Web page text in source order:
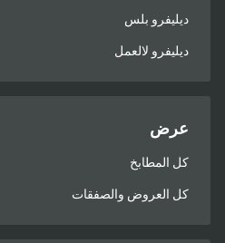
ديليفرو بلس
ديليفرو لالعمل
عرض
كل المطابخ
كل العروض والصفقات